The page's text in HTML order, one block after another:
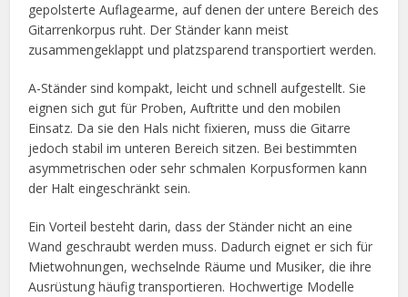
gepolsterte Auflagearme, auf denen der untere Bereich des
Gitarrenkorpus ruht. Der Ständer kann meist
zusammengeklappt und platzsparend transportiert werden.
A-Ständer sind kompakt, leicht und schnell aufgestellt. Sie
eignen sich gut für Proben, Auftritte und den mobilen
Einsatz. Da sie den Hals nicht fixieren, muss die Gitarre
jedoch stabil im unteren Bereich sitzen. Bei bestimmten
asymmetrischen oder sehr schmalen Korpusformen kann
der Halt eingeschränkt sein.
Ein Vorteil besteht darin, dass der Ständer nicht an eine
Wand geschraubt werden muss. Dadurch eignet er sich für
Mietwohnungen, wechselnde Räume und Musiker, die ihre
Ausrüstung häufig transportieren. Hochwertige Modelle